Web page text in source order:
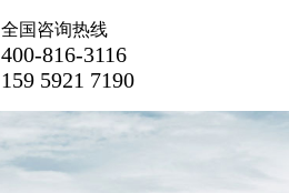
全国咨询热线
400-816-3116
159 5921 7190